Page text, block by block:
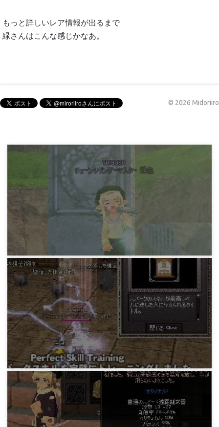
もっと詳しいレア情報が出るまで
緑さんはこんな感じかなあ。
© 2026 Midoriiro
マビノギ日記
G13後に緑さんがやってたこと(L)
15年前
マビノギ日記
スパークマスター